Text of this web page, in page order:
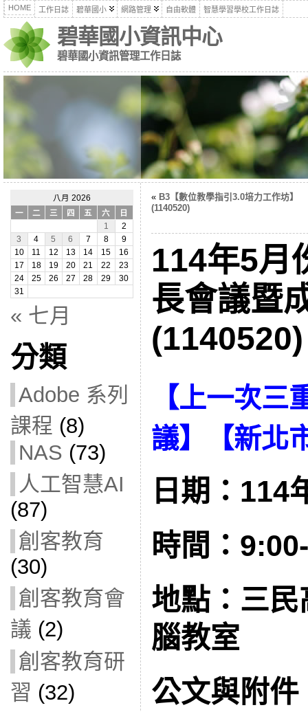
HOME 工作日誌 碧華國小 網路管理 自由軟體 智慧學習學校工作日誌
碧華國小資訊中心
碧華國小資訊管理工作日誌
八月 2026
一
二 三 四 五 六
日
1
2
3
4 5 6 7 8
9
10
11 12 13 14 15
16
17
18 19 20 21 22
23
24
25 26 27 28 29
30
31
« 七月
分類
Adobe 系列
課程 (8)
NAS (73)
人工智慧AI
(87)
創客教育
(30)
創客教育會
議 (2)
創客教育研
習 (32)
« B3【數位教學指引3.0培力工作坊】
(1140520)
114年5月
長會議暨
(1140520)
【上一次三
議】【新北
日期：114
時間：
地點：三
腦教室
公文與附件